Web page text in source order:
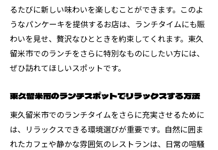
東京都東久留米市でのランチ探訪：地元の魅力
を再発見
東久留米市の隠れたランチスポットを紹介
地元の風景とともに楽しむランチタイム
観光とランチを楽しむ一日の過ごし方
地元の人が推薦するランチスポット
再発見したい東久留米市のランチの魅力
るたびに新しい味わいを楽しむことができます。このよ
うなパンケーキを提供するお店は、ランチタイムにも賑
わいを見せ、贅沢なひとときを約束してくれます。東久
留米市でのランチをさらに特別なものにしたい方には、
ぜひ訪れてほしいスポットです。
東久留米市のランチスポットでリラックスする方法
東久留米市でのランチタイムをさらに充実させるために
は、リラックスできる環境選びが重要です。自然に囲ま
れたカフェや静かな雰囲気のレストランは、日常の喧騒